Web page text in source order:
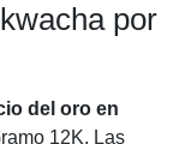
por
del oro en
12K. Las